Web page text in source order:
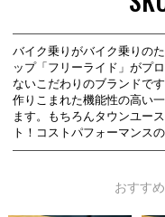
バイク乗りがバイク乗りの
ップ「フリーライド」がプ
ないこだわりのブランドで
作りこまれた機能性の高い
ます。もちろんタウンユー
ト！コストパフォーマンス
おすす